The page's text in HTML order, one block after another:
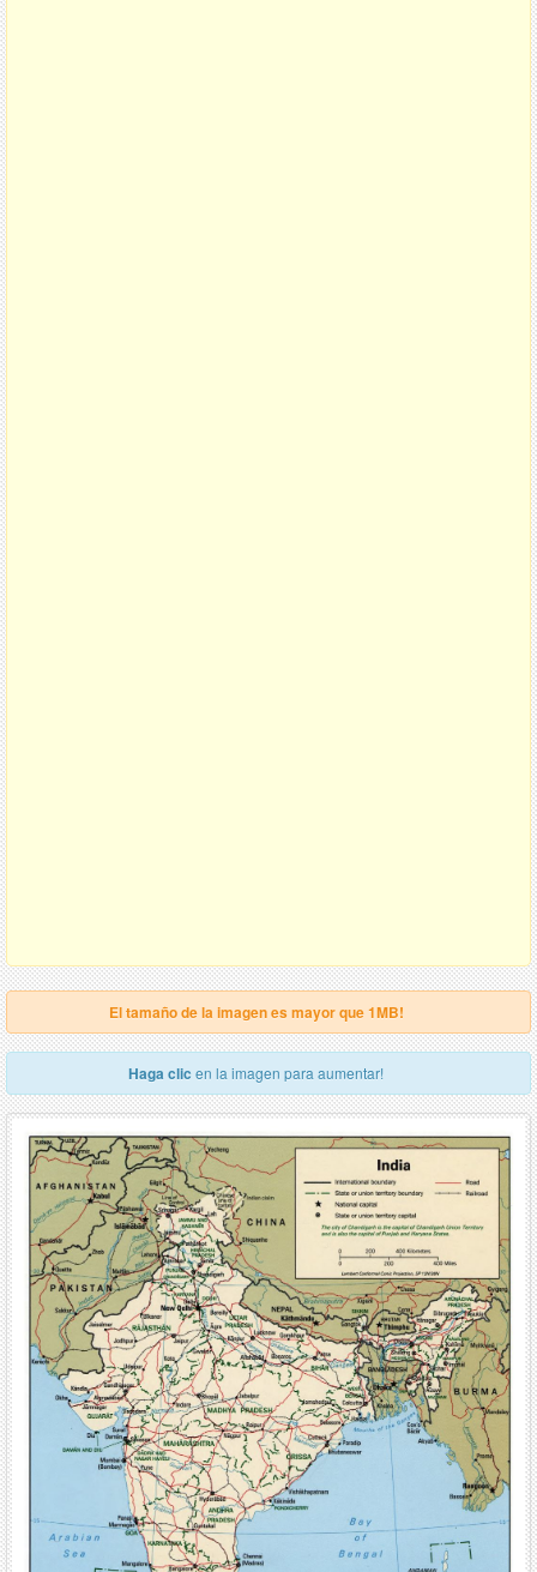
El tamaño de la imagen es mayor que 1MB!
Haga clic en la imagen para aumentar!